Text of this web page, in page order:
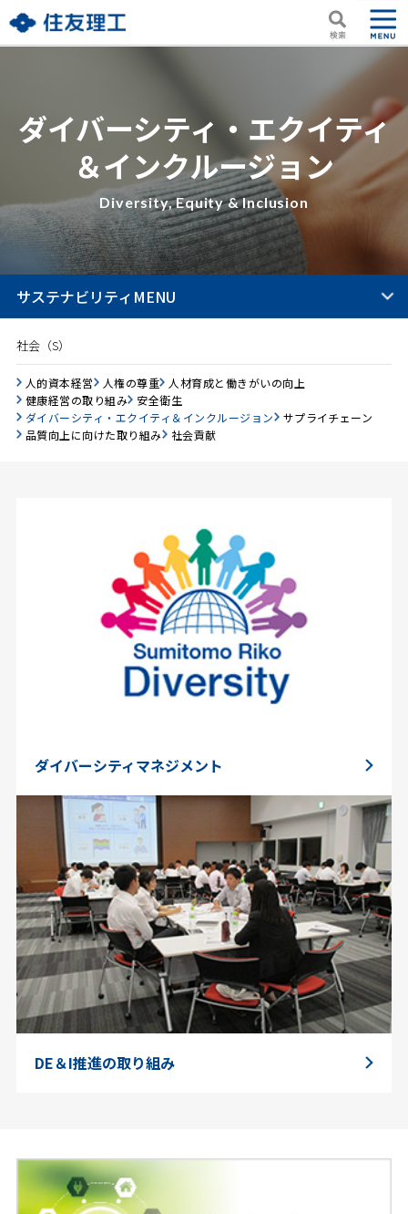
ダイバーシティ・エクイティ
＆インクルージョン
Diversity, Equity & Inclusion
サステナビリティMENU
社会（S）
人的資本経営 人権の尊重
人材育成と働きがいの向上
健康経営の取り組み
安全衛生
ダイバーシティ・エクイティ＆インクルージョン
サプライチェーン
品質向上に向けた取り組み
社会貢献
ダイバーシティマネジメント
DE＆I推進の取り組み